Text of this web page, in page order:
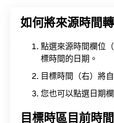
如何將來源時間
點選來源時間欄位
標時間的日期。
目標時間（右）將
您也可以點選日期
目標時區目前時